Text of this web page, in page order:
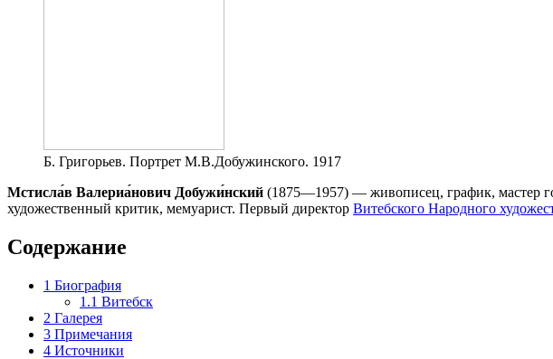
Б. Григорьев. Портрет М.В.Добужинского. 1917
Мстисла́в Валериа́нович Добужи́нский (1875—1957) — живописец, график, мастер
художественный критик, мемуарист. Первый директор Витебского Народного
Содержание
1 Биография
1.1 Витебск
2 Галерея
3 Примечания
4 Источники